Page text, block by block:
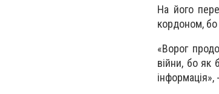
На його
кордоном,
«Ворог
війни, бо як
інформація»,